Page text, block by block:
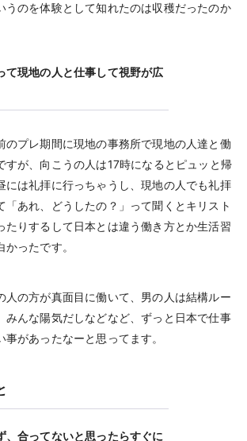
うのを体験として知れたのは収穫だったのか
て現地の人と仕事して視野が広
のプレ期間に現地の事務所で現地の人達と働
すが、向こうの人は17時になるとピュッと帰
には礼拝に行っちゃうし、現地の人でも礼拝
「あれ、どうしたの？」って聞くとキリスト
たりするして日本とは違う働き方とか生活習
ったです。
人の方が真面目に働いて、男の人は結構ルー
みんな陽気だしなどなど、ずっと日本で仕事
事があったなーと思ってます。
、合ってないと思ったらすぐに